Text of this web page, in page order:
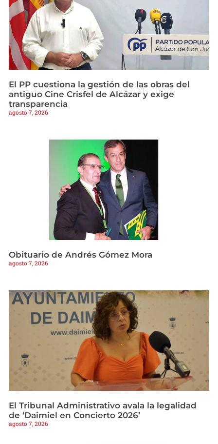
El PP cuestiona la gestión de las obras del
antiguo Cine Crisfel de Alcázar y exige
transparencia
agosto 7, 2026
Obituario de Andrés Gómez Mora
agosto 7, 2026
El Tribunal Administrativo avala la legalidad
de ‘Daimiel en Concierto 2026’
agosto 7, 2026